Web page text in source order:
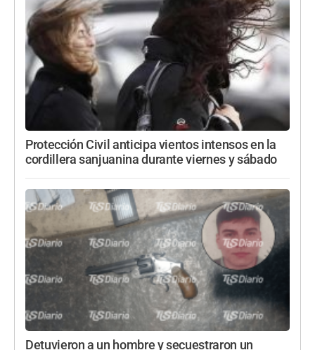
Protección Civil anticipa vientos intensos en la
cordillera sanjuanina durante viernes y sábado
Detuvieron a un hombre y secuestraron un